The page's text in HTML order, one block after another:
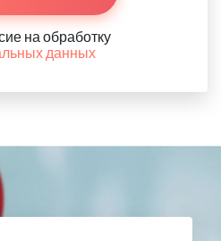
на обработку
данных